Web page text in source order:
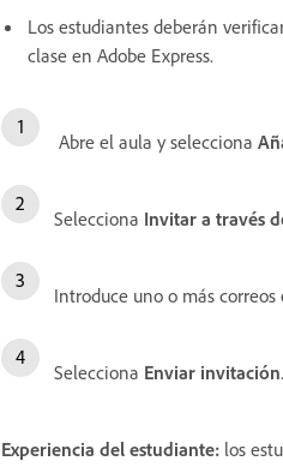
Los estudiantes deberán
clase en Adobe Express.
Abre el aula y selecciona
Selecciona Invitar a través
Introduce uno o más
Selecciona Enviar invitación.
Experiencia del estudiante: los